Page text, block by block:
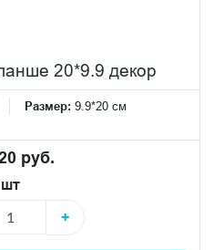
20*9.9 декор
Размер: 9.9*20 см
руб.
шт
+